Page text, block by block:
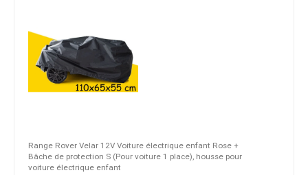
Range Rover Velar 12V Voiture électrique enfant Rose +
Bâche de protection S (Pour voiture 1 place), housse pour
voiture électrique enfant